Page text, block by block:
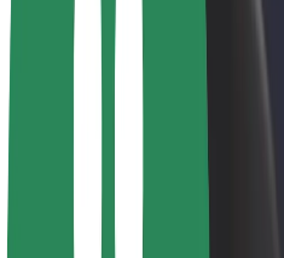
Sofőr kereset
Futárok